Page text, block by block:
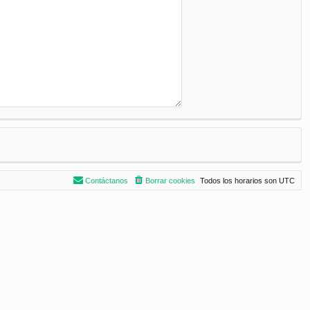
Todos los horarios son UTC
Borrar cookies
Contáctanos